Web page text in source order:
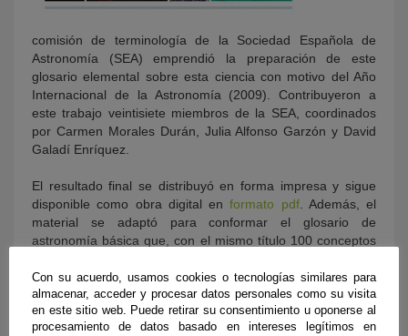
comisión de terminología de la Sociedad Española de
Astronomía (SEA) emprendió la preparación de este
glosario elemental sobre esta ciencia con motivo del Año
Internacional de la Astronomía (2009). Contribuyeron a
este trabajo veintisiete miembros de la SEA, coordinados
por Carmen Morales Durán, Julia Alfonso Garzón y David
Galadí Enríquez.
El resultado final se distribuyó en forma impresa y sigue
disponible como obra digital enformato pdf. Además, el
material se adaptó para conformar el glosario de
astronomía básica que, con el mismo título 100 conceptos
las páginas de su Centro Virtual. Finalmente, estos cien
conceptos básicos constituyeron el embrión sobre el que
se levantó el glosario en la red de la Sociedad Española de
Astronomía.
Con su acuerdo, usamos cookies o tecnologías similares para
almacenar, acceder y procesar datos personales como su visita
en este sitio web. Puede retirar su consentimiento u oponerse al
procesamiento de datos basado en intereses legítimos en